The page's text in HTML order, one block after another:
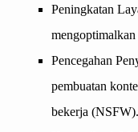
Peningkatan
Pencegahan
pembuatan
bekerja (NSFW).